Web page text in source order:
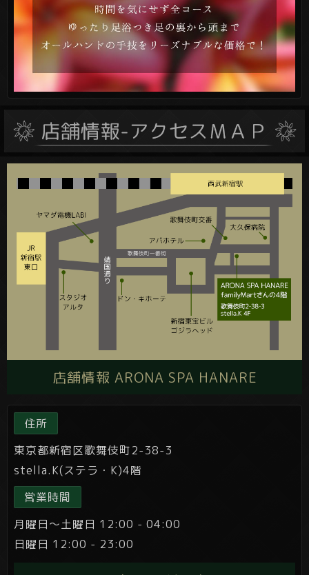
店舗情報 ARONA SPA HANARE
住所
東京都新宿区歌舞伎町2-38-3
stella.K(ステラ・K)4階
営業時間
月曜日～土曜日 12:00 - 04:00
日曜日 12:00 - 23:00